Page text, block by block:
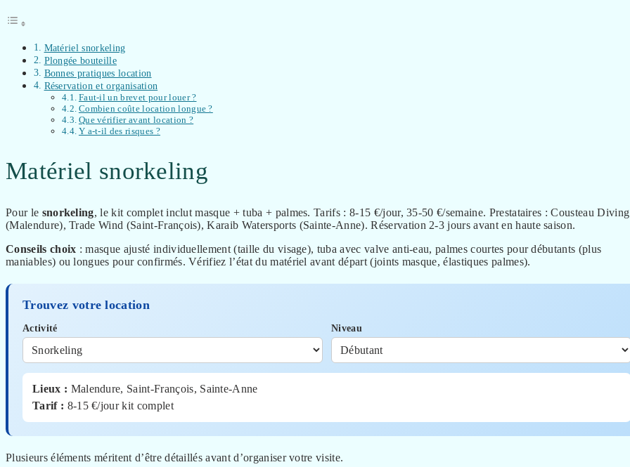
Matériel snorkeling
Plongée bouteille
Bonnes pratiques location
Réservation et organisation
Faut-il un brevet pour louer ?
Combien coûte location longue ?
Que vérifier avant location ?
Y a-t-il des risques ?
Matériel snorkeling
Pour le snorkeling, le kit complet inclut masque + tuba + palmes. Tarifs : 8-15 €/jour, 35-50 €/semaine. Prestataires : Cousteau Diving
(Malendure), Trade Wind (Saint-François), Karaib Watersports (Sainte-Anne). Réservation 2-3 jours avant en haute saison.
Conseils choix : masque ajusté individuellement (taille du visage), tuba avec valve anti-eau, palmes courtes pour débutants (plus
maniables) ou longues pour confirmés. Vérifiez l’état du matériel avant départ (joints masque, élastiques palmes).
Trouvez votre location
Activité Niveau
Lieux : Malendure, Saint-François, Sainte-Anne
Tarif : 8-15 €/jour kit complet
Plusieurs éléments méritent d’être détaillés avant d’organiser votre visite.